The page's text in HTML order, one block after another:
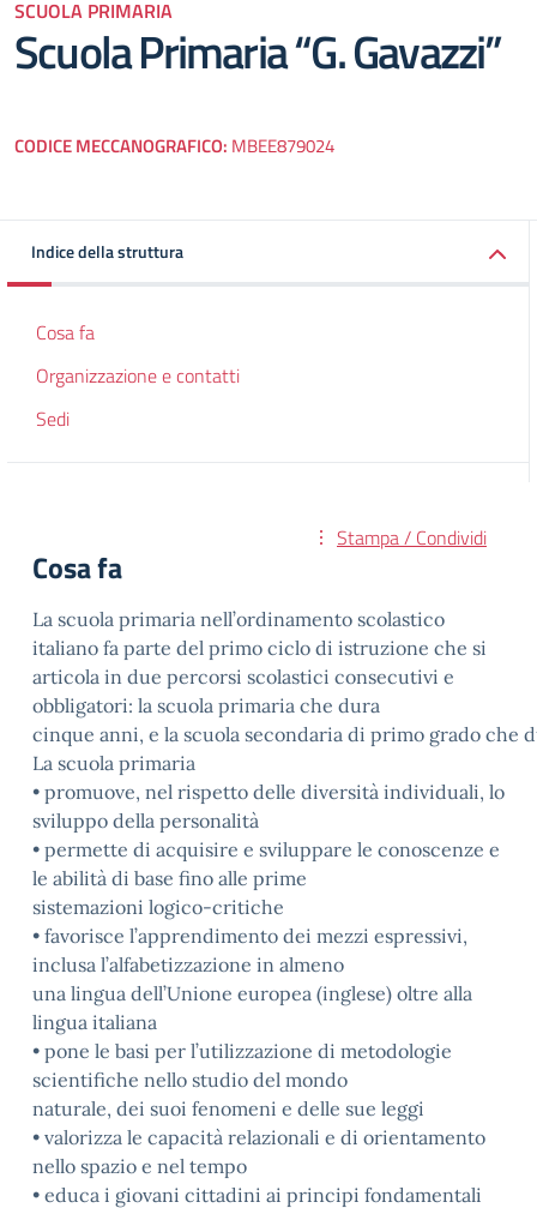
SCUOLA PRIMARIA
Scuola Primaria “G. Gavazzi”
CODICE MECCANOGRAFICO: MBEE879024
Indice della struttura
Cosa fa
Organizzazione e contatti
Sedi
Stampa / Condividi
Cosa fa
La scuola primaria nell’ordinamento scolastico
italiano fa parte del primo ciclo di istruzione che si
articola in due percorsi scolastici consecutivi e
obbligatori: la scuola primaria che dura
cinque anni, e la scuola secondaria di primo grado che
La scuola primaria
• promuove, nel rispetto delle diversità individuali, lo
sviluppo della personalità
• permette di acquisire e sviluppare le conoscenze e
le abilità di base fino alle prime
sistemazioni logico-critiche
• favorisce l’apprendimento dei mezzi espressivi,
inclusa l’alfabetizzazione in almeno
una lingua dell’Unione europea (inglese) oltre alla
lingua italiana
• pone le basi per l’utilizzazione di metodologie
scientifiche nello studio del mondo
naturale, dei suoi fenomeni e delle sue leggi
• valorizza le capacità relazionali e di orientamento
nello spazio e nel tempo
• educa i giovani cittadini ai principi fondamentali